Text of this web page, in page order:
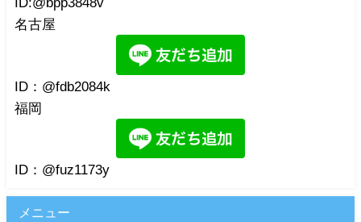
名古屋
ID：@fdb2084k
福岡
ID：@fuz1173y
メニュー